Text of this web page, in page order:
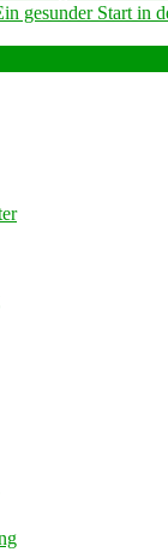
gesunder Start in